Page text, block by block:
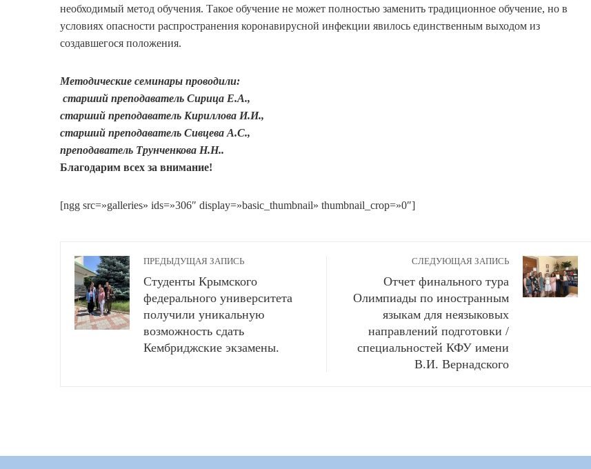
необходимый метод обучения. Такое обучение не может полностью заменить традиционное обучение, но в
условиях опасности распространения коронавирусной инфекции явилось единственным выходом из
создавшегося положения.
Методические семинары проводили:
старший преподаватель Сирица Е.А.,
старший преподаватель Кириллова И.И.,
старший преподаватель Сивцева А.С.,
преподаватель Трунченкова Н.Н..
Благодарим всех за внимание!
[ngg src=»galleries» ids=»306″ display=»basic_thumbnail» thumbnail_crop=»0″]
ПРЕДЫДУЩАЯ ЗАПИСЬ
Студенты Крымского
федерального университета
получили уникальную
возможность сдать
Кембриджские экзамены.
СЛЕДУЮЩАЯ ЗАПИСЬ
Отчет финального тура
Олимпиады по иностранным
языкам для неязыковых
направлений подготовки /
специальностей КФУ имени
В.И. Вернадского